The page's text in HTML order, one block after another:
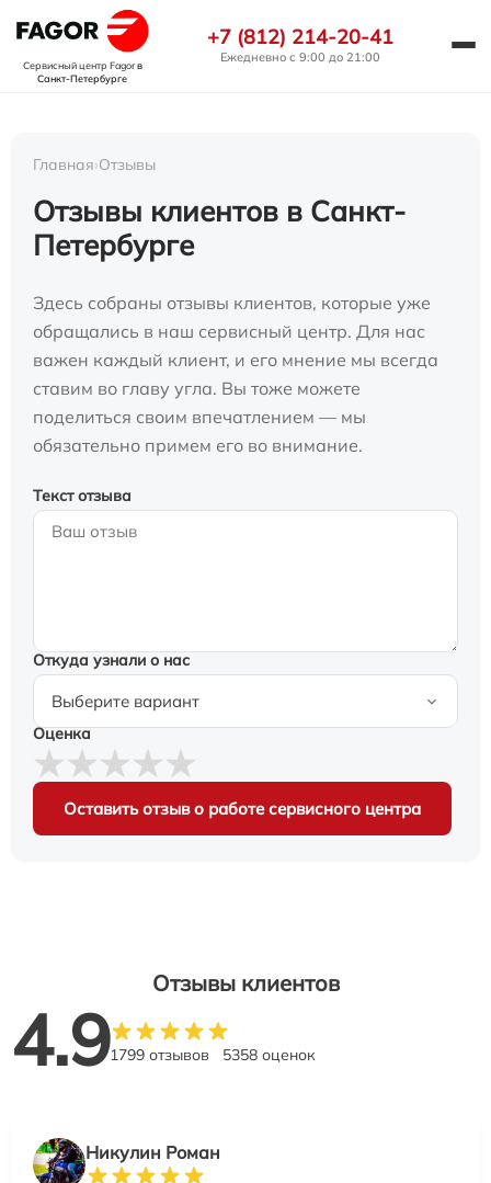
Сервисный центр Fagorв
Санкт-Петербурге
+7 (812) 214-20-41
Ежедневно с 9:00 до 21:00
Главная›Отзывы
Отзывы клиентов в Санкт-
Петербурге
Здесь собраны отзывы клиентов, которые уже
обращались в наш сервисный центр. Для нас
важен каждый клиент, и его мнение мы всегда
ставим во главу угла. Вы тоже можете
поделиться своим впечатлением — мы
обязательно примем его во внимание.
Текст отзыва
Откуда узнали о нас
Оценка
Оставить отзыв о работе сервисного центра
Отзывы клиентов
4.91799 отзывов 5358 оценок
Никулин Роман